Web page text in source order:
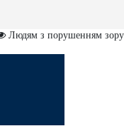
Людям з порушенням зору